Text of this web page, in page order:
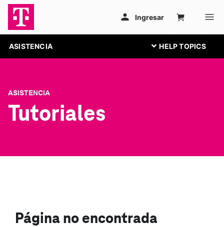
ASISTENCIA
ASISTENCIA
Tutoriales